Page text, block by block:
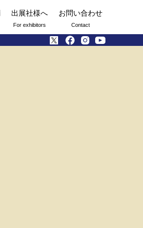
出展社様へ
For exhibitors
お問い合わせ
Contact